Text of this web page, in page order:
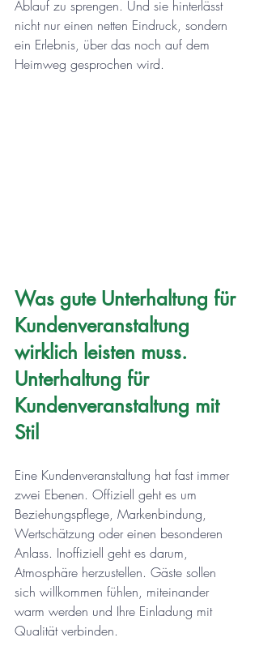
Ablauf zu sprengen. Und sie hinterlässt
nicht nur einen netten Eindruck, sondern
ein Erlebnis, über das noch auf dem
Heimweg gesprochen wird.
Was gute Unterhaltung für
Kundenveranstaltung
wirklich leisten muss.
Unterhaltung für
Kundenveranstaltung mit
Stil
Eine Kundenveranstaltung hat fast immer
zwei Ebenen. Offiziell geht es um
Beziehungspflege, Markenbindung,
Wertschätzung oder einen besonderen
Anlass. Inoffiziell geht es darum,
Atmosphäre herzustellen. Gäste sollen
sich willkommen fühlen, miteinander
warm werden und Ihre Einladung mit
Qualität verbinden.